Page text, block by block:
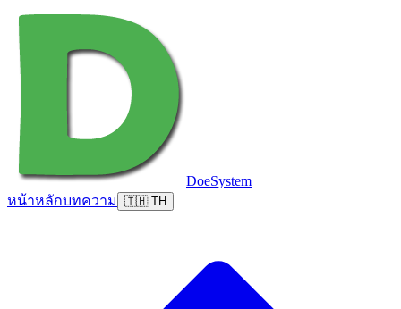
DoeSystem
หน้าหลักบทความ 🇹🇭 TH